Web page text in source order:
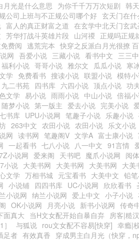
月光是什么意思 为你千千万万次短剧 韩
公司上班与不正规公司哪个好 玄天门在什
富人的真正财富之道 在玄学中北天门玄
芳华打战斗英雄片段 山河禝 正规吗正规
费阅 逃荒完本 快穿之反派白月光很撩
网 吾爱小说 三藏小说 看书中文 三三
福利小说 哥哥小说 雅尔文 瓜瓜小说 寒
学 免费看书 搜读小说 联盟小说 模特
九二书苑 四书库 六四小说 顶点小说 功
文学 易小说 雨雨小说 中山小说 倍福
随梦小说 第一版主 爱去小说 完美小说
书库 UPU小说网 笔趣子小说 乐趣小说
263中文 农田小说 农田小说 乐文小说
网 读书网 笔趣阁V 文学A 富士康小说
一起看书 七八小说 八一中文 91言情
小说网 爱来阁 天书吧 魔爪小说网 阅
小说 大美书网 大美书网 大美书网 大美
文学 万相书城 元宝看书 大美中文 铅
小说铺 四四书库 UC小说网 欣欣看书
小说网 纳兰小说网 爱上中文 小子小说
OK小说网 月亮小说 新书小说网 传奇
面真大 当H文女配开始自暴自弃 房客|糙汉
与狐说 rou文女配不容易[快穿] 幸瘾|
足者 有效真香 穿成男主白月光（快穿，